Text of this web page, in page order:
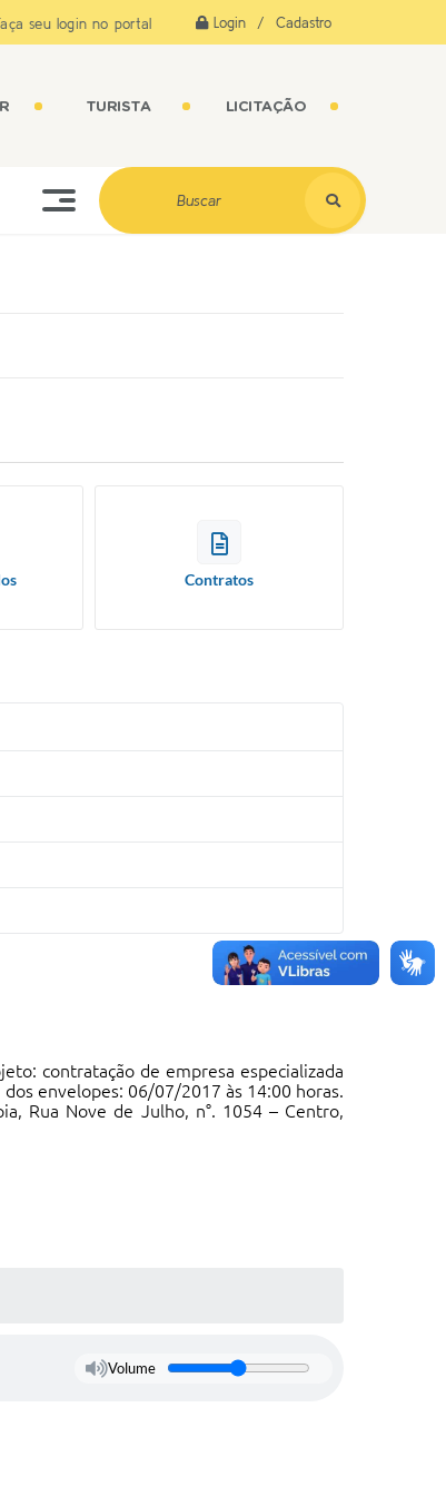
seu login no portal Login / Cadastro
TURISTA LICITAÇÃO
Contratos
contratação de empresa especializada
envelopes: 06/07/2017 às 14:00 horas.
Rua Nove de Julho, n°. 1054 – Centro,
Volume